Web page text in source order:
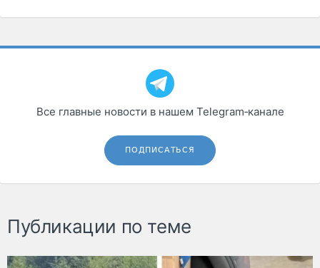
Все главные новости в нашем Telegram‑канале
ПОДПИСАТЬСЯ
Публикации по теме